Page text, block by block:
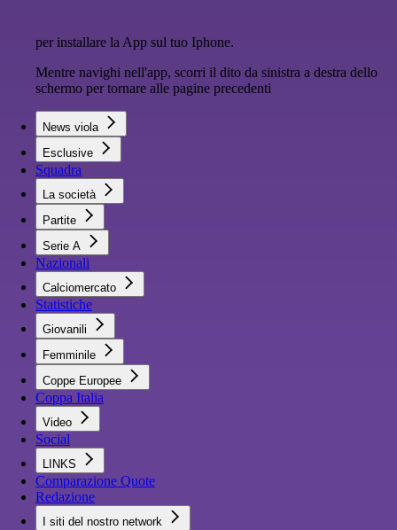
per installare la App sul tuo Iphone.
Mentre navighi nell'app, scorri il dito da sinistra a destra dello
schermo per tornare alle pagine precedenti
News viola
Esclusive
Squadra
La società
Partite
Serie A
Nazionali
Calciomercato
Statistiche
Giovanili
Femminile
Coppe Europee
Coppa Italia
Video
Social
LINKS
Comparazione Quote
Redazione
I siti del nostro network